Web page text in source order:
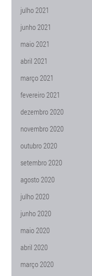
julho 2021
junho 2021
maio 2021
abril 2021
março 2021
fevereiro 2021
dezembro 2020
novembro 2020
outubro 2020
setembro 2020
agosto 2020
julho 2020
junho 2020
maio 2020
abril 2020
março 2020